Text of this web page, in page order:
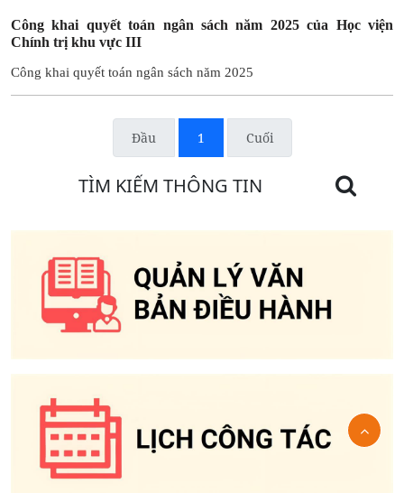
Công khai quyết toán ngân sách năm 2025 của Học viện
Chính trị khu vực III
Công khai quyết toán ngân sách năm 2025
Đầu 1 Cuối
TÌM KIẾM THÔNG TIN